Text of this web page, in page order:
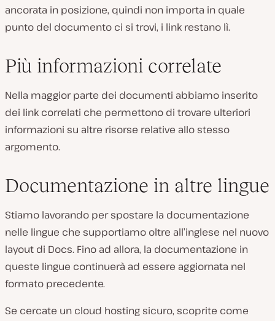
ancorata in posizione, quindi non importa in quale
punto del documento ci si trovi, i link restano lì.
Più informazioni correlate
Nella maggior parte dei documenti abbiamo inserito
dei link correlati che permettono di trovare ulteriori
informazioni su altre risorse relative allo stesso
argomento.
Documentazione in altre lingue
Stiamo lavorando per spostare la documentazione
nelle lingue che supportiamo oltre all’inglese nel nuovo
layout di Docs. Fino ad allora, la documentazione in
queste lingue continuerà ad essere aggiornata nel
formato precedente.
Se cercate un cloud hosting sicuro, scoprite come